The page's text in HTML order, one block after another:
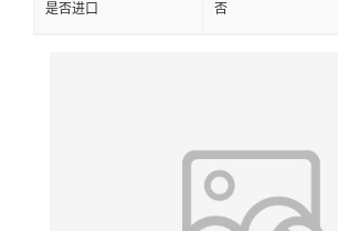
是否进口 否